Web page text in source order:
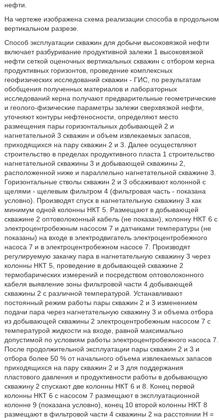
нефти.
На чертеже изображена схема реализации способа в продольном
вертикальном разрезе.
Способ эксплуатации скважин для добычи высоковязкой нефти
включает разбуривание продуктивной залежи 1 высоковязкой
нефти сеткой оценочных вертикальных скважин с отбором керна
продуктивных горизонтов, проведение комплексных
геофизических исследований скважин - ГИС, по результатам
обобщения полученных материалов и лабораторных
исследований керна получают предварительные геометрические
и геолого-физические параметры залежи сверхвязкой нефти,
уточняют контуры нефтеносности, определяют место
размещения пары горизонтальных добывающей 2 и
нагнетательной 3 скважин и объем извлекаемых запасов,
приходящихся на пару скважин 2 и 3. Далее осуществляют
строительство в пределах продуктивного пласта 1 строительство
нагнетательной скважины 3 и добывающей скважины 2,
расположенной ниже и параллельно нагнетательной скважине 3.
Горизонтальные стволы скважин 2 и 3 обсаживают колонной с
щелями - щелевым фильтром 4 (фильтровая часть - показана
условно). Производят спуск в нагнетательную скважину 3 как
минимум одной колонны НКТ 5. Размещают в добывающей
скважине 2 оптоволоконный кабель (не показан), колонну НКТ 6 с
электроцентробежным насосом 7 и датчиками температуры (не
показаны) на входе в электродвигатель электроцентробежного
насоса 7 и в электроцентробежном насосе 7. Производят
регулируемую закачку пара в нагнетательную скважину 3 через
колонны НКТ 5, проведение в добывающей скважине 2
термобарических измерений и посредством оптоволоконного
кабеля выявление зоны фильтровой части 4 добывающей
скважины 2 с различной температурой. Устанавливают
постоянный режим работы пары скважин 2 и 3 изменением
подачи пара через нагнетательную скважину 3 и объема отбора
из добывающей скважины 2 электроцентробежным насосом 7 с
температурой жидкости на входе, равной максимально
допустимой по условиям работы электроцентробежного насоса 7.
После продолжительной эксплуатации пары скважин 2 и 3 и
отбора более 50 % от начального объема извлекаемых запасов
приходящихся на пару скважин 2 и 3 для поддержания
пластового давления и продуктивности работы в добывающую
скважину 2 спускают две колонны НКТ 6 и 8. Конец первой
колонны НКТ 6 с насосом 7 размещают в эксплуатационной
колонне 9 (показана условно), конец 10 второй колонны НКТ 8
размещают в фильтровой части 4 скважины 2 на расстоянии Н =